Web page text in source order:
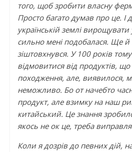
того, щоб зробити власну
Просто багато думав про це.
українській землі вирощувати
сильно мені подобалася. Ще
зіштовхнувся. У 100 років
відмовитися від продуктів,
походження, але, виявилося,
неможливо. Бо от начебто
продукт, але взимку на наш
китайський. Це знання
якось не ок це, треба
Коли я дозрів до певних дій,